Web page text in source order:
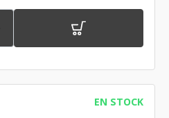
EN STOCK